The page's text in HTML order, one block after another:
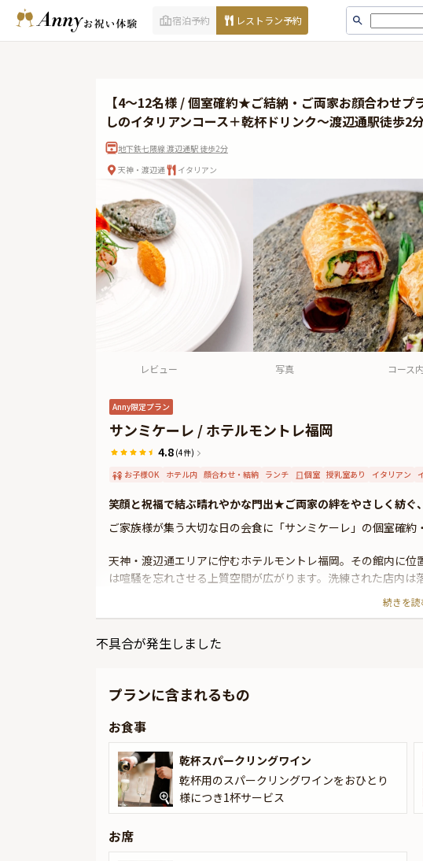
宿泊予約 レストラン予約
【4〜12名様 / 個室確約★ご結納・ご両家お顔合わせ
しのイタリアンコース＋乾杯ドリンク〜渡辺通駅徒歩2
地下鉄七隈線 渡辺通駅 徒歩2分
天神・渡辺通
イタリアン
レビュー 写真 コース
Anny限定プラン
サンミケーレ / ホテルモントレ福岡
4.8 (4件)
お子様OK ホテル内 顔合わせ・結納 ランチ 個室 授乳室あり イタリアン
笑顔と祝福で結ぶ晴れやかな門出★ご両家の絆をやさしく紡ぐ
ご家族様が集う大切な日の会食に「サンミケーレ」の個室確約
天神・渡辺通エリアに佇むホテルモントレ福岡。その館内に
は喧騒を忘れさせる上質空間が広がります。洗練された店内
徒歩2分という好立地は、遠方にお住まいのご家族様をお招き
お席は、気品漂う個室へご案内。落ち着いた雰囲気の中、自然
お召し上がりいただくのは、四季折々の食材を贅沢に楽しめる
ワインを特典としてご提供いたします。これからの未来を祝う
ごしください。
★Anny限定★
本プランでは、有料オプションで、Anny限定のお顔合わせ用
カスタマイズ可能なメッセージカードなどをお付けすること
ギフトはデザートタイムにご予約主様にお渡し致しますので、
いただきます。
続きを読
不具合が発生しました
プランに含まれるもの
お食事
乾杯スパークリングワイン
乾杯用のスパークリングワインをおひとり
様につき1杯サービス
お席
新
き
た
感
も
行